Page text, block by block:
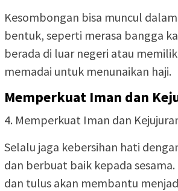
Kesombongan bisa muncul
bentuk, seperti merasa bangga
berada di luar negeri atau
memadai untuk menunaikan haji.
Memperkuat Iman dan
4. Memperkuat Iman dan
Selalu jaga kebersihan hati
dan berbuat baik kepada
dan tulus akan membantu